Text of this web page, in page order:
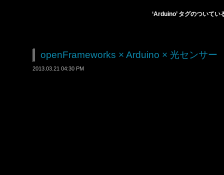
‘Arduino’ タグのついてい
openFrameworks × Arduino × 光センサー
2013.03.21 04:30 PM